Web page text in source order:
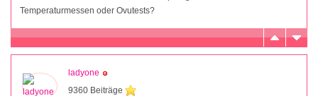
Temperaturmessen oder Ovutests?
ladyone
9360 Beiträge